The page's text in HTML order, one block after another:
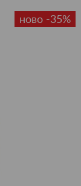
ново -35%